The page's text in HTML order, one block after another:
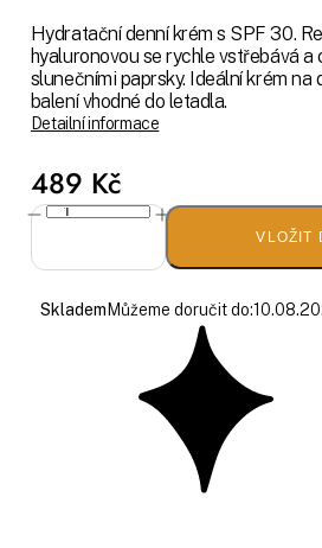
Hydratační denní krém s SPF 30.
hyaluronovou se rychle vstřebává a
slunečními paprsky. Ideální krém na
balení vhodné do letadla.
Detailní informace
489 Kč
VLOŽIT
Skladem Můžeme doručit do: